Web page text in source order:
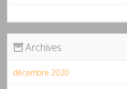
Archives
décembre 2020